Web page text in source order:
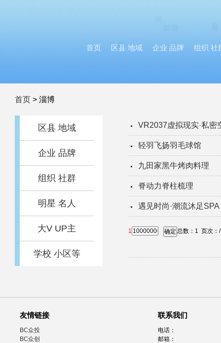
首页 区县 地域 企业 品牌 组织 社
首页 > 淄博
区县 地域
企业 品牌
组织 社群
明星 名人
大V UP主
学校 小区等
VR2037虚拟现实·私密
轻羽飞扬羽毛球馆
九田家黑牛烤肉料理
脊动力脊柱梳理
遇见时尚·潮流沐足SPA
总数： 1 页次：
1 确定
友情链接
BC众投
BC众创
联系我们
电话：
邮箱：